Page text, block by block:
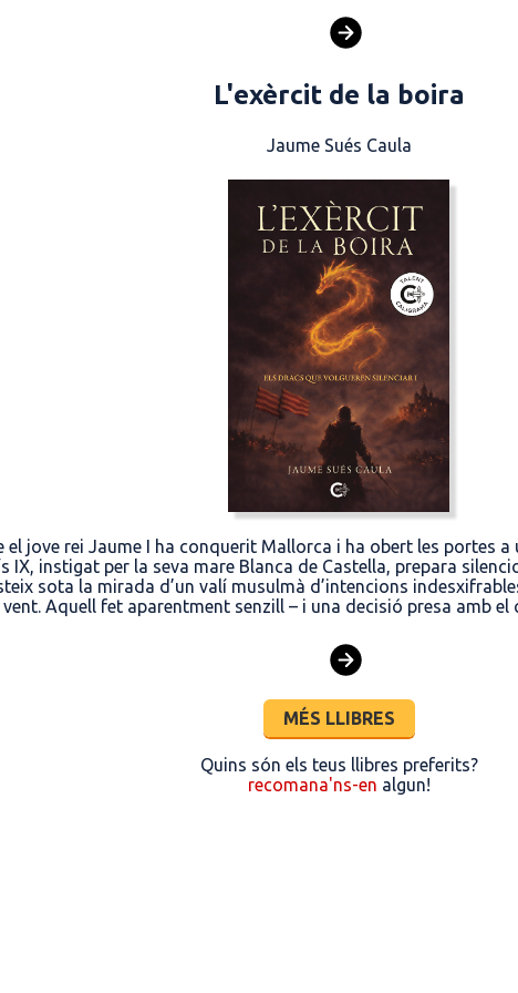
L'exèrcit de la boira
Jaume Sués Caula
el jove rei Jaume I ha conquerit Mallorca i ha obert les portes
IX, instigat per la seva mare Blanca de Castella, prepara
sota la mirada d’un valí musulmà d’intencions
Aquell fet aparentment senzill – i una decisió presa amb el
MÉS LLIBRES
Quins són els teus llibres preferits?
recomana'ns-en algun!